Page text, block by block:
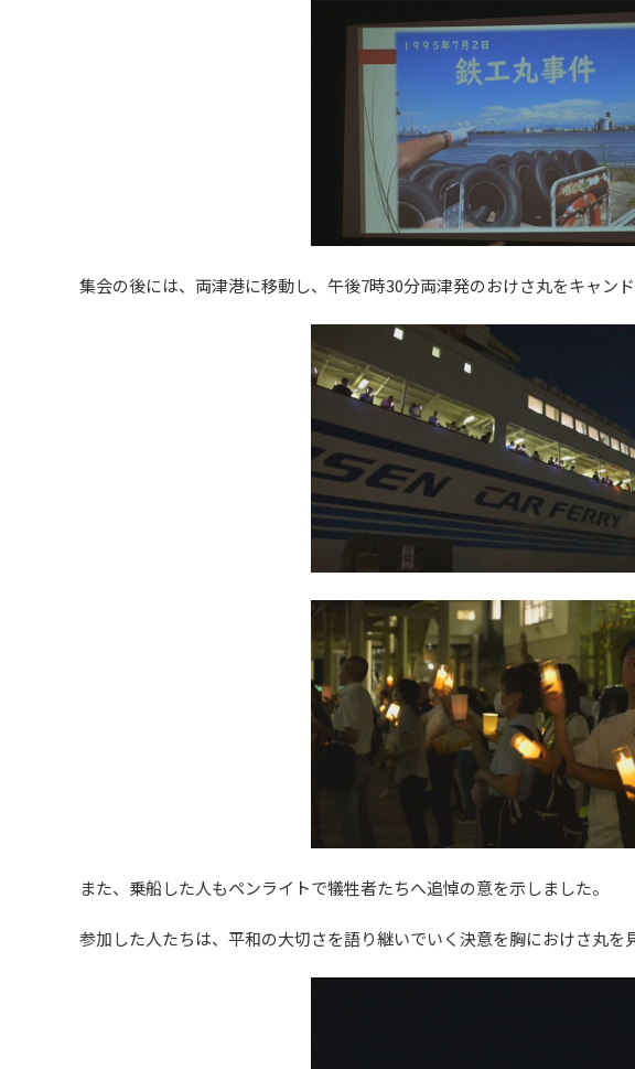
集会の後には、両津港に移動し、午後7時30分両津発のおけさ丸をキャン
また、乗船した人もペンライトで犠牲者たちへ追悼の意を示しました。
参加した人たちは、平和の大切さを語り継いでいく決意を胸におけさ丸を